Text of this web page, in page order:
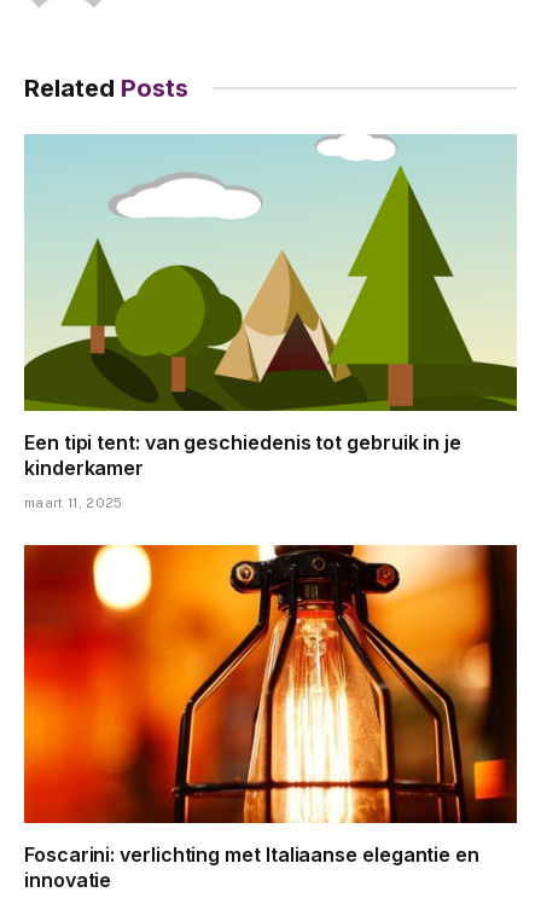
Related Posts
Een tipi tent: van geschiedenis tot gebruik in je
kinderkamer
maart 11, 2025
Foscarini: verlichting met Italiaanse elegantie en
innovatie